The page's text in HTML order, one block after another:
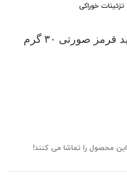
تزئینات خوراکی
صورتی ۳۰ گرم
محصول را تماشا می کنند!